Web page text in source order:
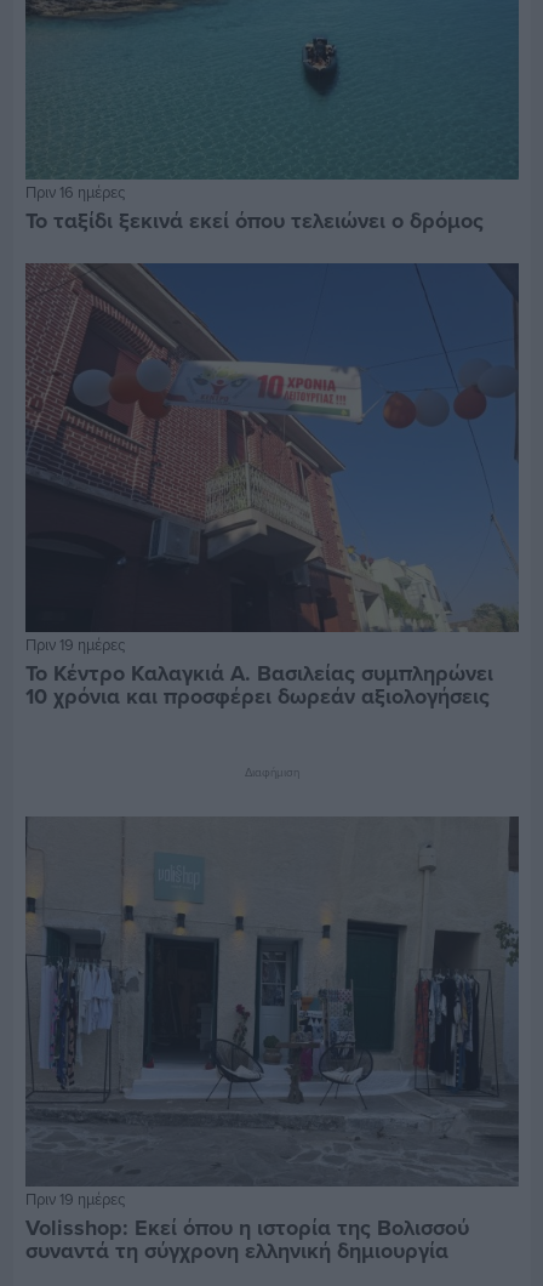
Πριν 16 ημέρες
Το ταξίδι ξεκινά εκεί όπου τελειώνει ο δρόμος
Πριν 19 ημέρες
Το Κέντρο Καλαγκιά Α. Βασιλείας συμπληρώνει
10 χρόνια και προσφέρει δωρεάν αξιολογήσεις
Διαφήμιση
Πριν 19 ημέρες
Volisshop: Εκεί όπου η ιστορία της Βολισσού
συναντά τη σύγχρονη ελληνική δημιουργία